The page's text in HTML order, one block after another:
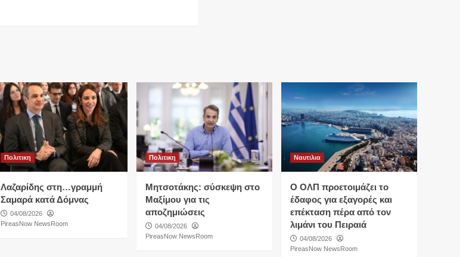
Πολιτικη
Λαζαρίδης στη…γραμμή
Σαμαρά κατά Δόμνας
04/08/2026
PireasNow NewsRoom
Πολιτικη
Μητσοτάκης: σύσκεψη στο
Μαξίμου για τις
αποζημιώσεις
04/08/2026
PireasNow NewsRoom
Ναυτιλια
O ΟΛΠ προετοιμάζει το
έδαφος για εξαγορές και
επέκταση πέρα από τον
λιμάνι του Πειραιά
04/08/2026
PireasNow NewsRoom